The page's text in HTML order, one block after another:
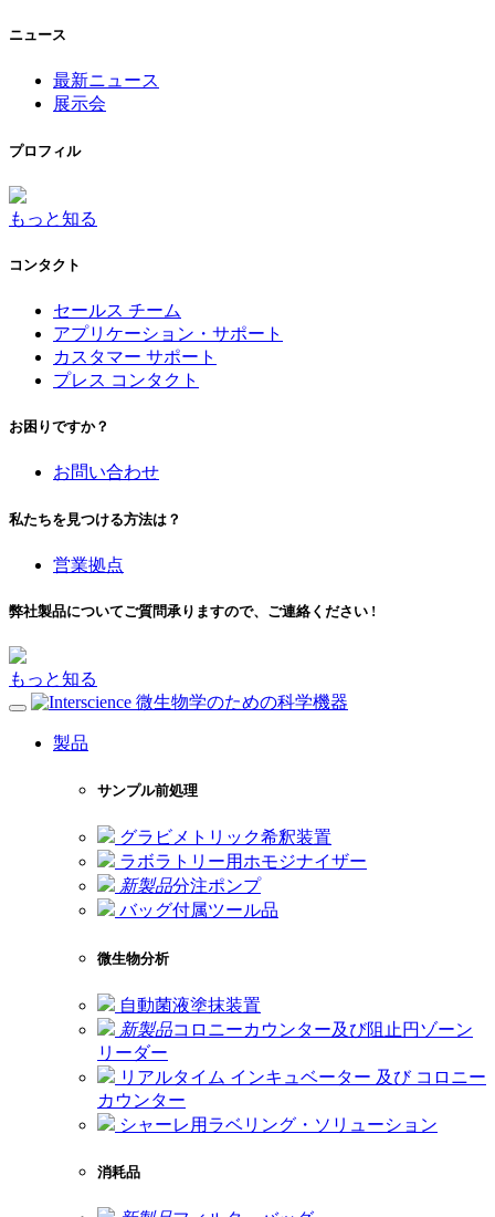
ニュース
最新ニュース
展示会
プロフィル
もっと知る
コンタクト
セールス チーム
アプリケーション・サポート
カスタマー サポート
プレス コンタクト
お困りですか？
お問い合わせ
私たちを見つける方法は？
営業拠点
弊社製品についてご質問承りますので、ご連絡ください !
もっと知る
微生物学のための科学機器
製品
サンプル前処理
グラビメトリック希釈装置
ラボラトリー用ホモジナイザー
新製品分注ポンプ
バッグ付属ツール品
微生物分析
自動菌液塗抹装置
新製品コロニーカウンター及び阻止円ゾーン
リーダー
リアルタイム インキュベーター 及び コロニー
カウンター
シャーレ用ラベリング・ソリューション
消耗品